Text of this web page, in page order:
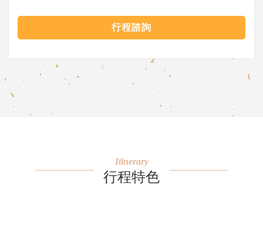
行程諮詢
Itinerary
行程特色